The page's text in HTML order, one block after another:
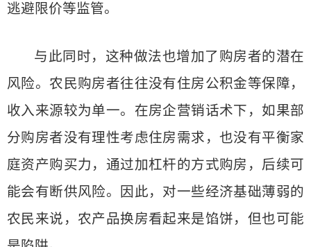
逃避限价等监管。
与此同时，这种做法也增加了购房者的潜在
风险。农民购房者往往没有住房公积金等保障，
收入来源较为单一。在房企营销话术下，如果部
分购房者没有理性考虑住房需求，也没有平衡家
庭资产购买力，通过加杠杆的方式购房，后续可
能会有断供风险。因此，对一些经济基础薄弱的
农民来说，农产品换房看起来是馅饼，但也可能